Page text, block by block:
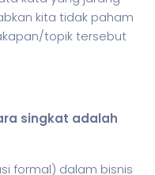
kita tidak paham
topik tersebut
singkat adalah
formal) dalam bisnis